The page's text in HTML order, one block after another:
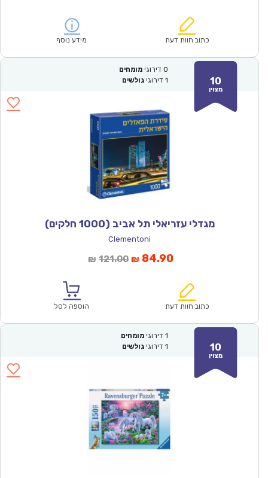
₪100.00.
הוא:
כתוב חוות דעת מידע נוסף
10
מצוין
0 דירוגי מומחים
1 דירוגי גולשים
מגדלי עזריאלי תל אביב (1000 חלקים)
Clementoni
₪ 121.00המחיר
₪121.00.
₪ 84.90המחיר
הוא:
כתוב חוות דעת הוספה לסל
10
מצוין
1 דירוגי מומחים
1 דירוגי גולשים